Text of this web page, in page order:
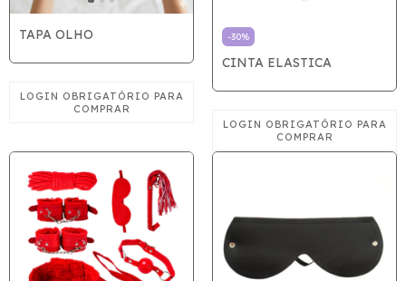
TAPA OLHO -30%
CINTA ELASTICA